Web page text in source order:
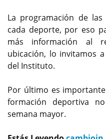
La programación de
cada deporte, por eso
más información al
ubicación, lo invitamos
del Instituto.
Por último es
formación deportiva
semana mayor.